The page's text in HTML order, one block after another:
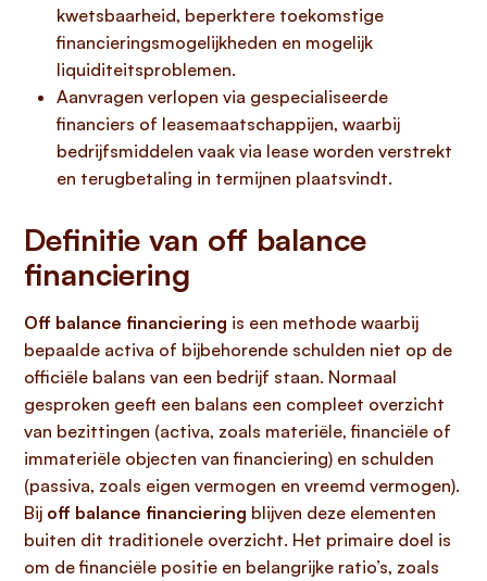
kwetsbaarheid, beperktere toekomstige
financieringsmogelijkheden en mogelijk
liquiditeitsproblemen.
Aanvragen verlopen via gespecialiseerde
financiers of leasemaatschappijen, waarbij
bedrijfsmiddelen vaak via lease worden verstrekt
en terugbetaling in termijnen plaatsvindt.
Definitie van off balance
financiering
Off balance financiering is een methode waarbij
bepaalde activa of bijbehorende schulden niet op de
officiële balans van een bedrijf staan. Normaal
gesproken geeft een balans een compleet overzicht
van bezittingen (activa, zoals materiële, financiële of
immateriële objecten van financiering) en schulden
(passiva, zoals eigen vermogen en vreemd vermogen).
Bij off balance financiering blijven deze elementen
buiten dit traditionele overzicht. Het primaire doel is
om de financiële positie en belangrijke ratio’s, zoals